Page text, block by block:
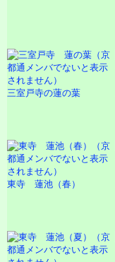
三室戸寺の蓮の葉
東寺 蓮池（春）